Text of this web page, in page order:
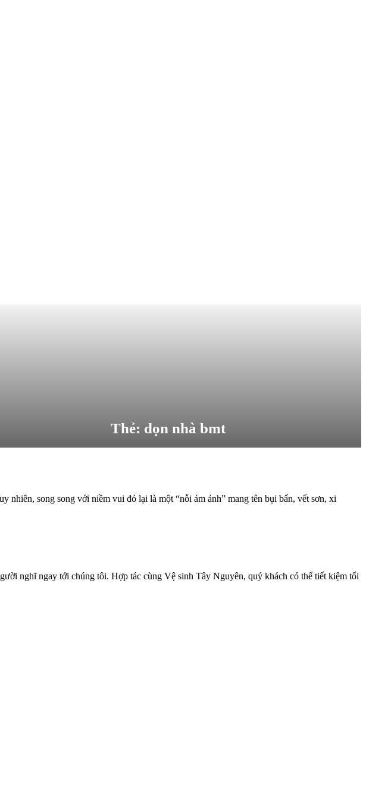
Thẻ: dọn nhà bmt
song song với niềm vui đó lại là một “nỗi ám ảnh” mang tên bụi bẩn, vết sơn, xi
nghĩ ngay tới chúng tôi. Hợp tác cùng Vệ sinh Tây Nguyên, quý khách có thể tiết kiệm tối